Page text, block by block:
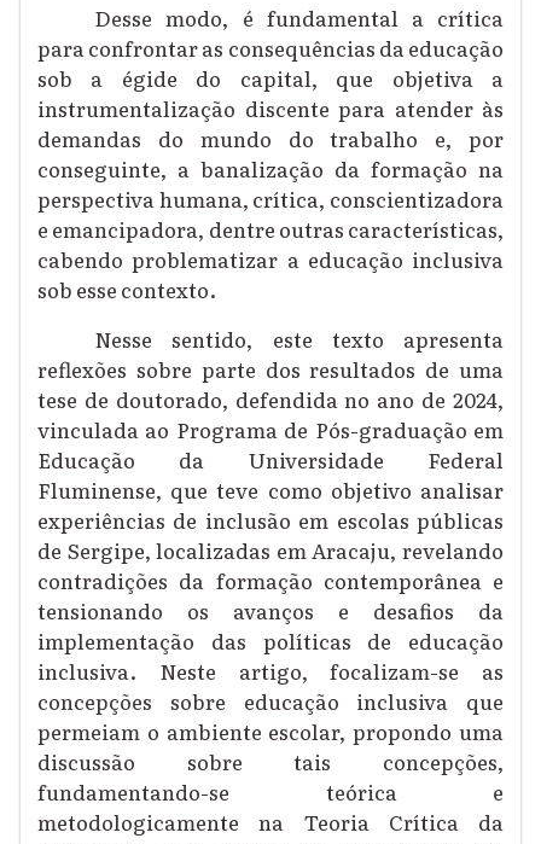
Desse modo, é fundamental a crítica
para confrontar as consequências da educação
sob a égide do capital, que objetiva a
instrumentalização discente para atender às
demandas do mundo do trabalho e, por
conseguinte, a banalização da formação na
perspectiva humana, crítica, conscientizadora
e emancipadora, dentre outras características,
cabendo problematizar a educação inclusiva
sob esse contexto.
Nesse sentido, este texto apresenta
reflexões sobre parte dos resultados de uma
tese de doutorado, defendida no ano de 2024,
vinculada ao Programa de Pós-graduação em
Educação da Universidade Federal
Fluminense, que teve como objetivo analisar
experiências de inclusão em escolas públicas
de Sergipe, localizadas em Aracaju, revelando
contradições da formação contemporânea e
tensionando os avanços e desafios da
implementação das políticas de educação
inclusiva. Neste artigo, focalizam-se as
concepções sobre educação inclusiva que
permeiam o ambiente escolar, propondo uma
discussão sobre tais concepções,
fundamentando-se teórica e
metodologicamente na Teoria Crítica da